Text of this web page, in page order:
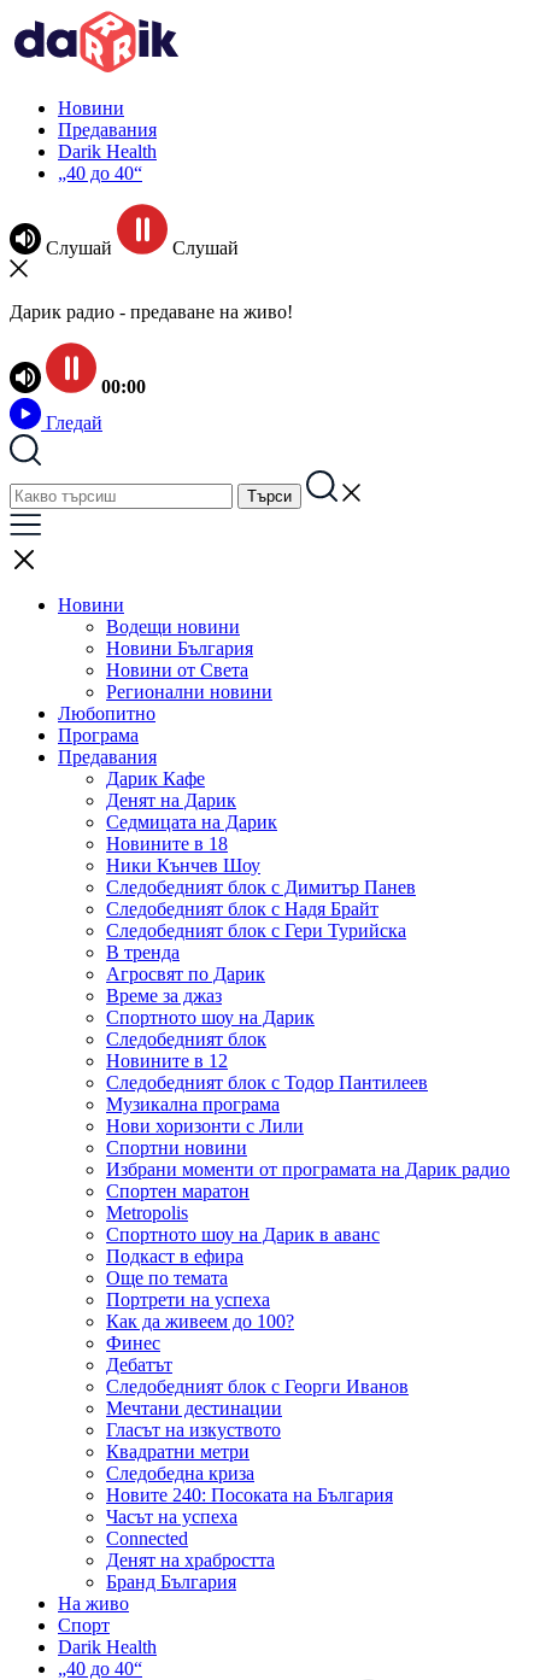
Новини
Предавания
Darik Health
„40 до 40“
Слушай Слушай
Дарик радио - предаване на живо!
00:00
Гледай
Новини
Водещи новини
Новини България
Новини от Света
Регионални новини
Любопитно
Програма
Предавания
Дарик Кафе
Денят на Дарик
Седмицата на Дарик
Новините в 18
Ники Кънчев Шоу
Следобедният блок с Димитър Панев
Следобедният блок с Надя Брайт
Следобедният блок с Гери Турийска
В тренда
Агросвят по Дарик
Време за джаз
Спортното шоу на Дарик
Следобедният блок
Новините в 12
Следобедният блок с Тодор Пантилеев
Музикална програма
Нови хоризонти с Лили
Спортни новини
Избрани моменти от програмата на Дарик радио
Спортен маратон
Metropolis
Спортното шоу на Дарик в аванс
Подкаст в ефира
Още по темата
Портрети на успеха
Как да живеем до 100?
Финес
Дебатът
Следобедният блок с Георги Иванов
Мечтани дестинации
Гласът на изкуството
Квадратни метри
Следобедна криза
Новите 240: Посоката на България
Часът на успеха
Connected
Денят на храбростта
Бранд България
На живо
Спорт
Darik Health
„40 до 40“